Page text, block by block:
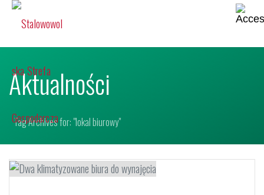
Aktualności
Tag Archives for: "lokal biurowy"